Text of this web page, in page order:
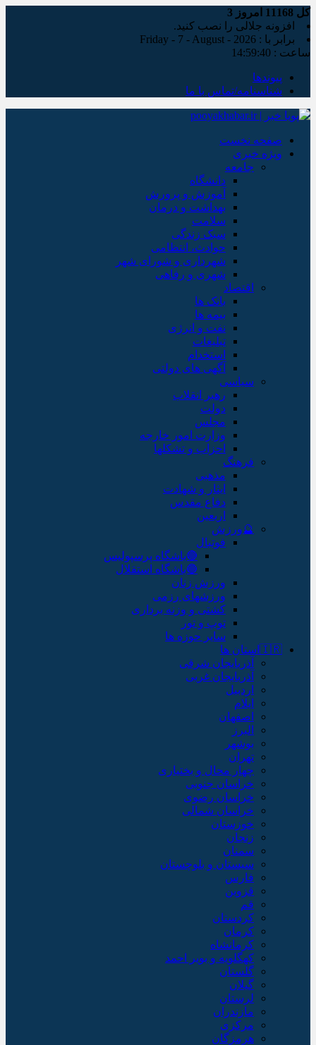
کل امروز 3
افزونه جلالی را نصب کنید.
برابر با : Friday - 7 - August - 2026
ساعت : 14:59:41
پیوندها
شناسنامه/تماس با ما
صفحه نخست
ویژه خبری
جامعه
دانشگاه
آموزش و پرورش
بهداشت و درمان
سلامت
سبک زندگی
حوادث، انتظامی
شهرداری و شورای شهر
شهری و رفاهی
اقتصاد
بانک ها
بیمه ها
نفت و انرژی
تبلیغات
استخدام
آگهی های دولتی
سیاسی
رهبر انقلاب
دولت
مجلس
وزارت امور خارجه
احزاب و تشکلها
فرهنگ
مذهبی
ایثار و شهادت
دفاع مقدس
اربعین
🔮ورزش
فوتبال
🔴باشگاه پرسپولیس
🔵باشگاه استقلال
ورزش زنان
ورزشهای رزمی
کشتی و وزنه برداری
توپ و تور
سایر حوزه ها
🇮🇷استان ها
آذربایجان شرقی
آذربایجان غربی
اردبیل
ایلام
اصفهان
البرز
بوشهر
تهران
چهار محال و بختیاری
خراسان جنوبی
خراسان رضوی
خراسان شمالی
خوزستان
زنجان
سمنان
سیستان و بلوچستان
فارس
قزوین
قم
کردستان
کرمان
کرمانشاه
کهگلویه و بویر احمد
گلستان
گیلان
لرستان
مازندران
مرکزی
هرمزگان